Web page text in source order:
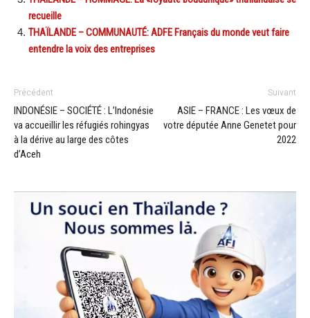
recueille
THAÏLANDE – COMMUNAUTÉ: ADFE Français du monde veut faire
entendre la voix des entreprises
Précédent
INDONÉSIE – SOCIÉTÉ : L’Indonésie
va accueillir les réfugiés rohingyas
à la dérive au large des côtes
d’Aceh
Suivant
ASIE – FRANCE : Les vœux de
votre députée Anne Genetet pour
2022